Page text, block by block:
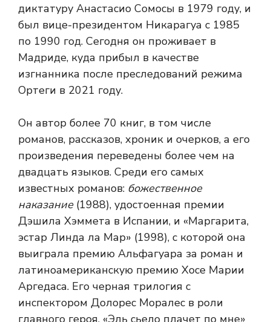
диктатуру Анастасио Сомосы в 1979 году, и
был вице-президентом Никарагуа с 1985
по 1990 год. Сегодня он проживает в
Мадриде, куда прибыл в качестве
изгнанника после преследований режима
Ортеги в 2021 году.
Он автор более 70 книг, в том числе
романов, рассказов, хроник и очерков, а его
произведения переведены более чем на
двадцать языков. Среди его самых
известных романов: божественное
наказание(1988), удостоенная премии
Дэшила Хэммета в Испании, и «Маргарита,
эстар Линда ла Мар» (1998), с которой она
выиграла премию Альфагуара за роман и
латиноамериканскую премию Хосе Марии
Аргедаса. Его черная трилогия с
инспектором Долорес Моралес в роли
главного героя, «Эль сьело плачет по мне»